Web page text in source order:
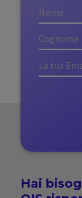
Hai